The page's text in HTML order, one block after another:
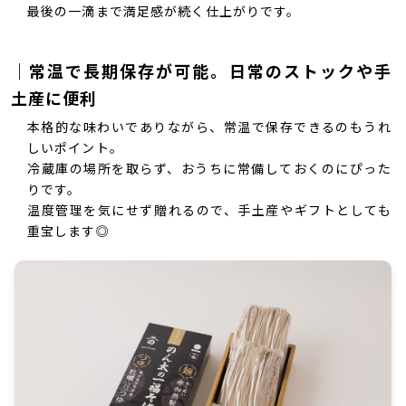
最後の一滴まで満足感が続く仕上がりです。
｜常温で長期保存が可能。日常のストックや手
土産に便利
本格的な味わいでありながら、常温で保存できるのもうれ
しいポイント。
冷蔵庫の場所を取らず、おうちに常備しておくのにぴった
りです。
温度管理を気にせず贈れるので、手土産やギフトとしても
重宝します◎